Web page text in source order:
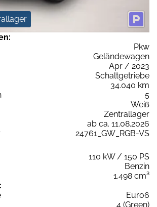
Pkw
Geländewagen
Apr / 2023
Schaltgetriebe
34.040 km
5
Weiß
Zentrallager
ab ca. 11.08.2026
24761_GW_RGB-VS
110 kW / 150 PS
Benzin
1.498 cm³
Euro6
4 (Green)